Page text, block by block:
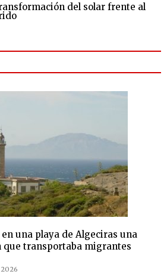
del solar frente al
una playa de Algeciras una
que transportaba migrantes